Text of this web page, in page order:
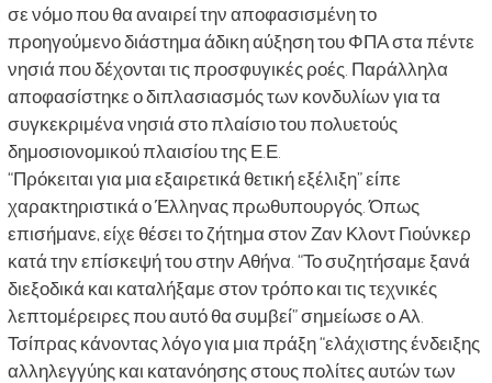
σε νόμο που θα αναιρεί την αποφασισμένη το
προηγούμενο διάστημα άδικη αύξηση του ΦΠΑ στα πέντε
νησιά που δέχονται τις προσφυγικές ροές. Παράλληλα
αποφασίστηκε ο διπλασιασμός των κονδυλίων για τα
συγκεκριμένα νησιά στο πλαίσιο του πολυετούς
δημοσιονομικού πλαισίου της Ε.Ε.
“Πρόκειται για μια εξαιρετικά θετική εξέλιξη” είπε
χαρακτηριστικά ο Έλληνας πρωθυπουργός. Όπως
επισήμανε, είχε θέσει το ζήτημα στον Ζαν Κλοντ Γιούνκερ
κατά την επίσκεψή του στην Αθήνα. “Το συζητήσαμε ξανά
διεξοδικά και καταλήξαμε στον τρόπο και τις τεχνικές
λεπτομέρειρες που αυτό θα συμβεί” σημείωσε ο Αλ.
Τσίπρας κάνοντας λόγο για μια πράξη “ελάχιστης ένδειξης
αλληλεγγύης και κατανόησης στους πολίτες αυτών των